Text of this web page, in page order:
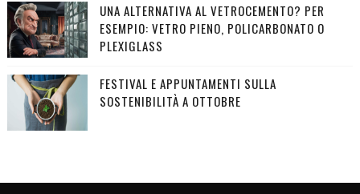
UNA ALTERNATIVA AL VETROCEMENTO? PER
ESEMPIO: VETRO PIENO, POLICARBONATO O
PLEXIGLASS
FESTIVAL E APPUNTAMENTI SULLA
SOSTENIBILITÀ A OTTOBRE